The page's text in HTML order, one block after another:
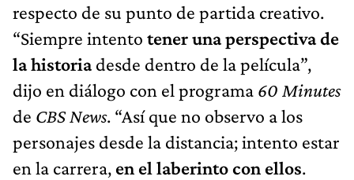
respecto de su punto de partida creativo.
“Siempre intento tener una perspectiva de
la historiadesde dentro de la película”,
dijo en diálogo con el programa 60 Minutes
de CBS News. “Así que no observo a los
personajes desde la distancia; intento estar
en la carrera, en el laberinto con ellos.